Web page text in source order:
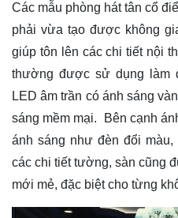
Các mẫu phòng hát tân cổ
phải vừa tạo được không
giúp tôn lên các chi tiết nội
thường được sử dụng làm
LED âm trần có ánh sáng
sáng mềm mại. Bên cạnh
ánh sáng như đèn đổi
các chi tiết tường, sàn cũng
mới mẻ, đặc biệt cho từng